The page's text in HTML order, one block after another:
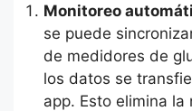
Monitoreo
se puede
de medidores de
los datos se
app. Esto elimina